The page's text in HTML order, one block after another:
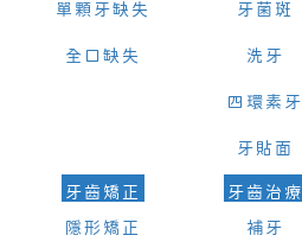
單顆牙缺失
全口缺失
牙菌斑
洗牙
四環素牙
牙貼面
牙齒矯正
隱形矯正
牙齒治療
補牙